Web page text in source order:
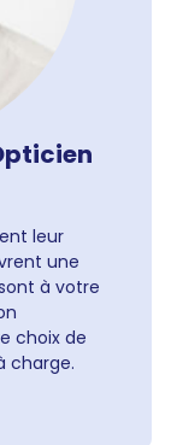
leur
une
à votre
choix de
charge.